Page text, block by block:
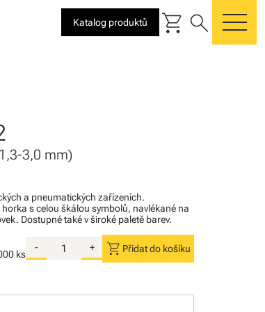
Katalog produktů shopping_cart search
3,0 mm)
a pneumatických zařízeních.
s celou škálou symbolů, navlékané na
Dostupné také v široké paletě barev.
ks
- + shopping_cart Přidat do košíku